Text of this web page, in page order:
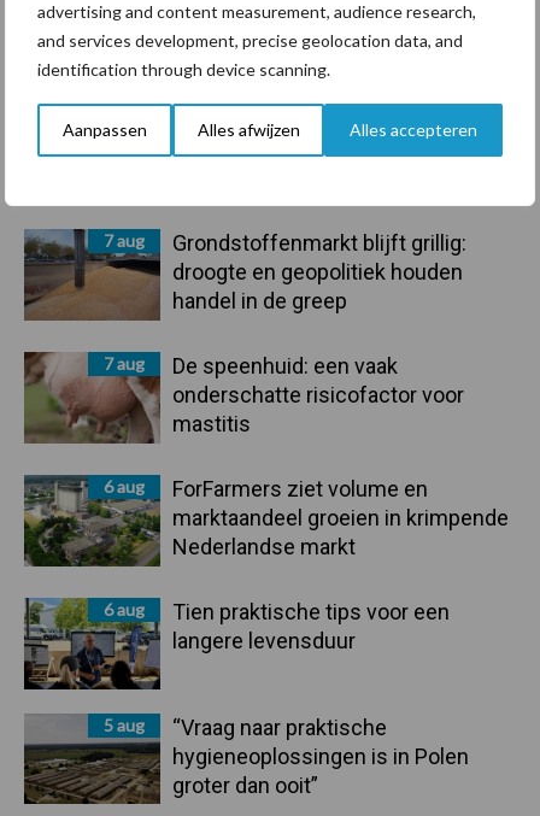
advertising and content measurement, audience research,
and services development, precise geolocation data, and
identification through device scanning.
Aanpassen Alles afwijzen Alles accepteren
Primaire
Sidebar
7 aug
Grondstoffenmarkt blijft grillig:
droogte en geopolitiek houden
handel in de greep
7 aug
De speenhuid: een vaak
onderschatte risicofactor voor
mastitis
6 aug
ForFarmers ziet volume en
marktaandeel groeien in krimpende
Nederlandse markt
6 aug
Tien praktische tips voor een
langere levensduur
5 aug
“Vraag naar praktische
hygieneoplossingen is in Polen
groter dan ooit”
Toon meer